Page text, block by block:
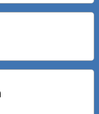
CITTA’ LE NOVE
CON
DELLE